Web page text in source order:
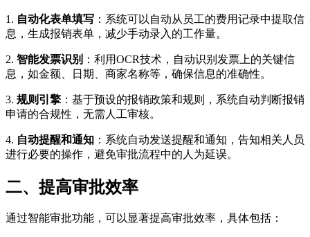
1. 自动化表单填写 ：系统可以自动从员工的费用记录中提取信
息，生成报销表单，减少手动录入的工作量。
2. 智能发票识别 ：利用OCR技术，自动识别发票上的关键信
息，如金额、日期、商家名称等，确保信息的准确性。
3. 规则引擎 ：基于预设的报销政策和规则，系统自动判断报销
申请的合规性，无需人工审核。
4. 自动提醒和通知 ：系统自动发送提醒和通知，告知相关人员
进行必要的操作，避免审批流程中的人为延误。
二、提高审批效率
通过智能审批功能，可以显著提高审批效率，具体包括：